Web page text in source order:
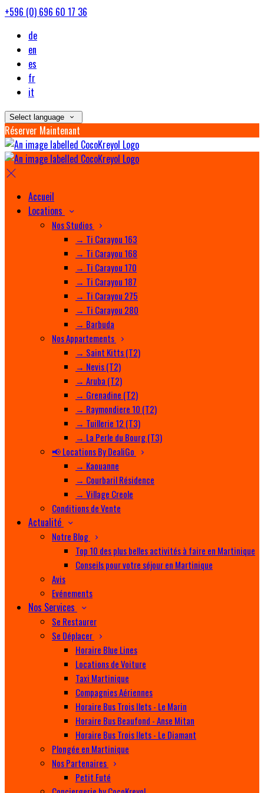
+596 (0) 696 60 17 36
de
en
es
fr
it
Select language
Réserver Maintenant
Accueil
Locations
Nos Studios
→ Ti Carayou 163
→ Ti Carayou 168
→ Ti Carayou 170
→ Ti Carayou 187
→ Ti Carayou 275
→ Ti Carayou 280
→ Barbuda
Nos Appartements
→ Saint Kitts (T2)
→ Nevis (T2)
→ Aruba (T2)
→ Grenadine (T2)
→ Raymondiere 10 (T2)
→ Tuillerie 12 (T3)
→ La Perle du Bourg (T3)
📢 Locations By DealiGo
→ Kaouanne
→ Courbaril Résidence
→ Village Creole
Conditions de Vente
Actualité
Notre Blog
Top 10 des plus belles activités à faire en Martinique
Conseils pour votre séjour en Martinique
Avis
Evénements
Nos Services
Se Restaurer
Se Déplacer
Horaire Blue Lines
Locations de Voiture
Taxi Martinique
Compagnies Aériennes
Horaire Bus Trois Ilets - Le Marin
Horaire Bus Beaufond - Anse Mitan
Horaire Bus Trois Ilets - Le Diamant
Plongée en Martinique
Nos Partenaires
Petit Futé